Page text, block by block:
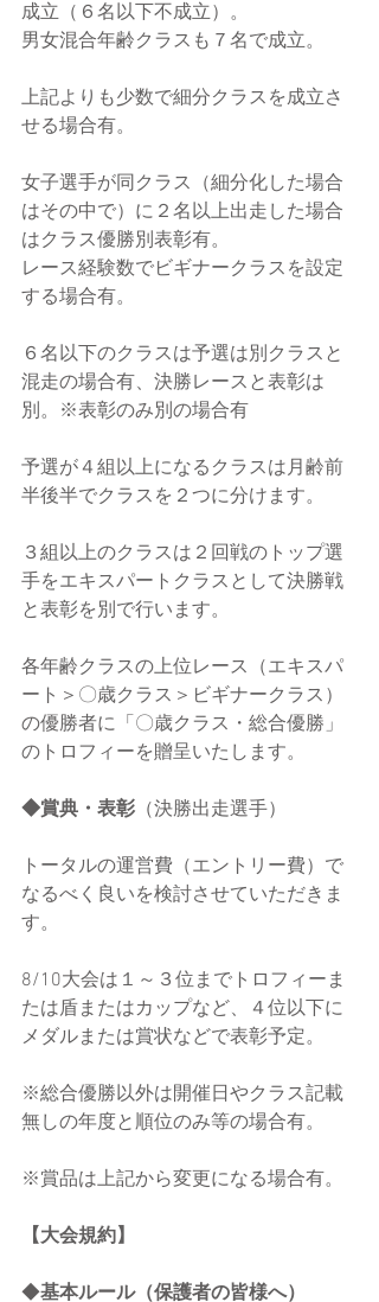
成立（６名以下不成立）。
男女混合年齢クラスも７名で成立。
上記よりも少数で細分クラスを成立さ
せる場合有。
女子選手が同クラス（細分化した場合
はその中で）に２名以上出走した場合
はクラス優勝別表彰有。
レース経験数でビギナークラスを設定
する場合有。
６名以下のクラスは予選は別クラスと
混走の場合有、決勝レースと表彰は
別。※表彰のみ別の場合有
予選が４組以上になるクラスは月齢前
半後半でクラスを２つに分けます。
３組以上のクラスは２回戦のトップ選
手をエキスパートクラスとして決勝戦
と表彰を別で行います。
各年齢クラスの上位レース（エキスパ
ート＞〇歳クラス＞ビギナークラス）
の優勝者に「〇歳クラス・総合優勝」
のトロフィーを贈呈いたします。
◆賞典・表彰 （決勝出走選手）
トータルの運営費（エントリー費）で
なるべく良いを検討させていただきま
す。
8/10大会は１～３位までトロフィーま
たは盾またはカップなど、４位以下に
メダルまたは賞状などで表彰予定。
※総合優勝以外は開催日やクラス記載
無しの年度と順位のみ等の場合有。
※賞品は上記から変更になる場合有。
【大会規約】
◆基本ルール（保護者の皆様へ）